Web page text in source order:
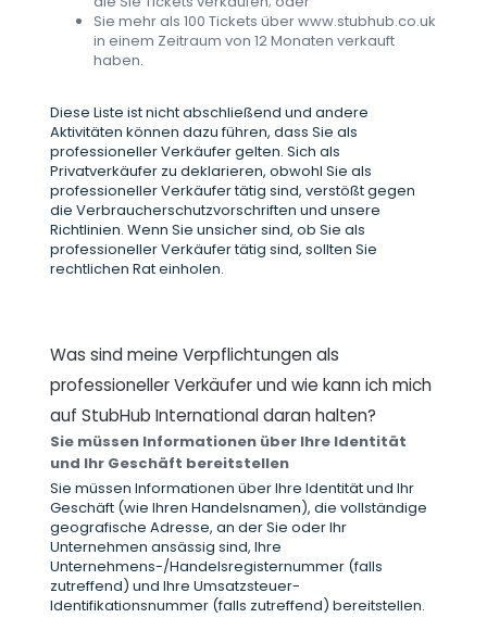
Sie mehr als 100 Tickets über www.stubhub.co.uk
in einem Zeitraum von 12 Monaten verkauft
haben.
Diese Liste ist nicht abschließend und andere
Aktivitäten können dazu führen, dass Sie als
professioneller Verkäufer gelten. Sich als
Privatverkäufer zu deklarieren, obwohl Sie als
professioneller Verkäufer tätig sind, verstößt gegen
die Verbraucherschutzvorschriften und unsere
Richtlinien. Wenn Sie unsicher sind, ob Sie als
professioneller Verkäufer tätig sind, sollten Sie
rechtlichen Rat einholen.
Was sind meine Verpflichtungen als
professioneller Verkäufer und wie kann ich mich
auf StubHub International daran halten?
Sie müssen Informationen über Ihre Identität
und Ihr Geschäft bereitstellen
Sie müssen Informationen über Ihre Identität und Ihr
Geschäft (wie Ihren Handelsnamen), die vollständige
geografische Adresse, an der Sie oder Ihr
Unternehmen ansässig sind, Ihre
Unternehmens-/Handelsregisternummer (falls
zutreffend) und Ihre Umsatzsteuer-
Identifikationsnummer (falls zutreffend) bereitstellen.